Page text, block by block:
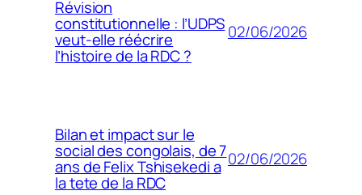
Révision
constitutionnelle : l’UDPS
veut-elle réécrire
l’histoire de la RDC ?
02/06/2026
Bilan et impact sur le
social des congolais, de 7
ans de Felix Tshisekedi a
la tete de la RDC
02/06/2026